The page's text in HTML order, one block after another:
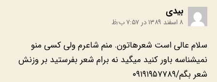
بیدی
۸ اسفند ۱۳۸۹ در ۷:۵۷ ب٫ظ
سلام عالی است شعرهاتون. منم شاعرم ولی کسی منو
نمیشناسه باور کنید میگید نه برام شعر بفرستید بر وزنش
شعر بگم/۰۹۱۹۱۹۵۷۷۸۹